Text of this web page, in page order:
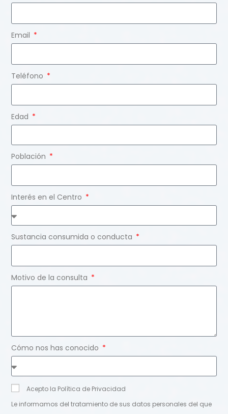
Email
Teléfono
Edad
Población
Interés en el Centro
Sustancia consumida o conducta
Motivo de la consulta
Cómo nos has conocido
Acepto la Política de Privacidad
Le informamos del tratamiento de sus datos personales del que